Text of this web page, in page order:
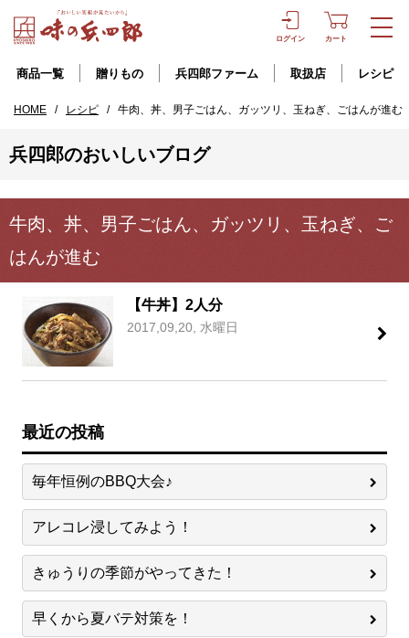
ログイン カート
商品一覧 贈りもの 兵四郎ファーム 取扱店 レシピ
HOME / レシピ / 牛肉、丼、男子ごはん、ガッツリ、玉ねぎ、ごはんが進む
兵四郎のおいしいブログ
牛肉、丼、男子ごはん、ガッツリ、玉ねぎ、ご
はんが進む
【牛丼】2人分
2017,09,20, 水曜日
最近の投稿
毎年恒例のBBQ大会♪
アレコレ浸してみよう！
きゅうりの季節がやってきた！
早くから夏バテ対策を！